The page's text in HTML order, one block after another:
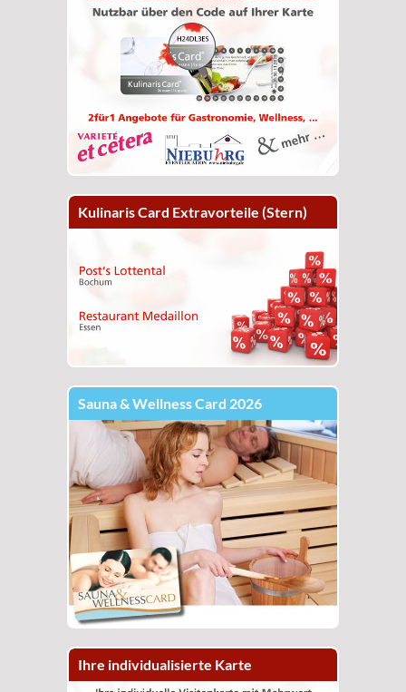
Kulinaris Card Extravorteile (Stern)
Sauna & Wellness Card 2026
Ihre individualisierte Karte